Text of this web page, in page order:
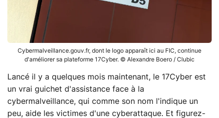
Cybermalveillance.gouv.fr, dont le logo apparaît ici au FIC, continue
d'améliorer sa plateforme 17Cyber. © Alexandre Boero / Clubic
Lancé il y a quelques mois maintenant, le 17Cyber est
un vrai guichet d'assistance face à la
cybermalveillance, qui comme son nom l'indique un
peu, aide les victimes d'une cyberattaque. Et figurez-